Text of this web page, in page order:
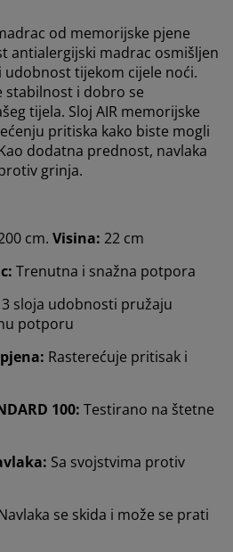
od memorijske pjene
antialergijski madrac osmišljen
tijekom cijele noći.
stabilnost i dobro se
tijela. Sloj AIR memorijske
pritiska kako biste mogli
dodatna prednost, navlaka
grinja.
cm. Visina: 22 cm
Trenutna i snažna potpora
3 sloja udobnosti pružaju
potporu
Rasterećuje pritisak i
100: Testirano na štetne
Sa svojstvima protiv
se skida i može se prati
iskustvo